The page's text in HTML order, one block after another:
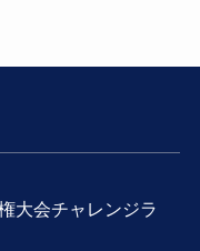
大会チャレンジラ